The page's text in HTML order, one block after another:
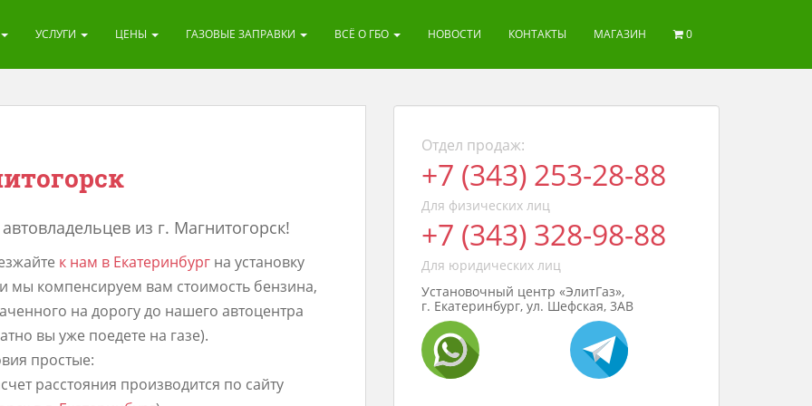
УСЛУГИ ЦЕНЫ ГАЗОВЫЕ ЗАПРАВКИ ВСЁ О ГБО НОВОСТИ КОНТАКТЫ МАГАЗИН 0
из г. Магнитогорск!
к нам в Екатеринбург на установку
мы компенсируем вам стоимость бензина,
на дорогу до нашего автоцентра
вы уже поедете на газе).
простые:
расстояния производится по сайту
Отдел продаж:
+7 (343) 253-28-88
Для физических лиц
+7 (343) 328-98-88
Для юридических лиц
Установочный центр «ЭлитГаз»,
г. Екатеринбург, ул. Шефская, 3АВ